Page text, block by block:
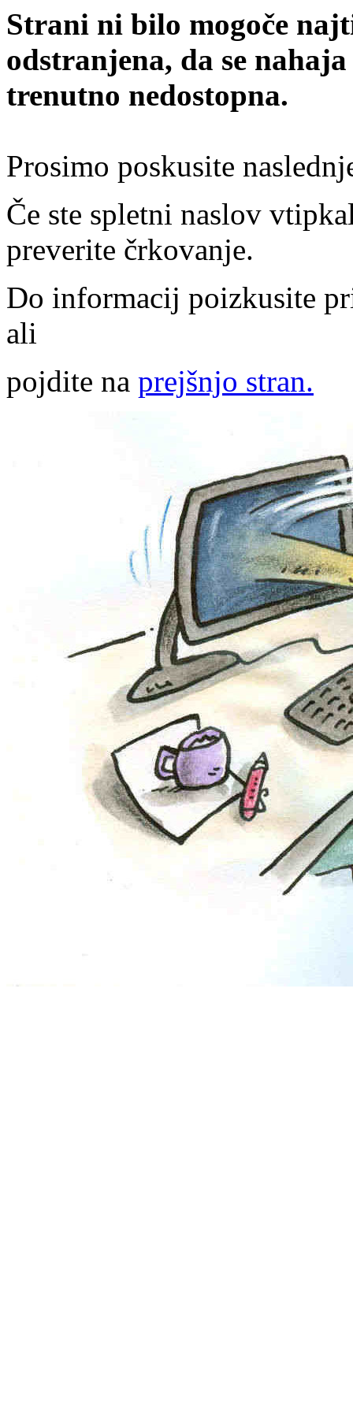
Strani ni bilo mogoče
odstranjena, da se
trenutno nedostopna.
Prosimo poskusite
Če ste spletni naslov
preverite črkovanje.
Do informacij poizkusite
ali
pojdite na prejšnjo stran.